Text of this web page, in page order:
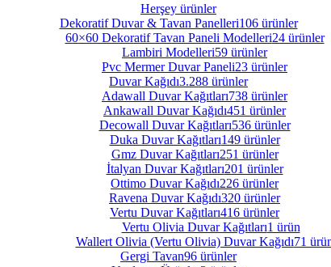
Herşey ürünler
Dekoratif Duvar & Tavan Panelleri106 ürünler
60×60 Dekoratif Tavan Paneli Modelleri24 ürünler
Lambiri Modelleri59 ürünler
Pvc Mermer Duvar Paneli23 ürünler
Duvar Kağıdı3.288 ürünler
Adawall Duvar Kağıtları738 ürünler
Ankawall Duvar Kağıdı451 ürünler
Decowall Duvar Kağıtları536 ürünler
Duka Duvar Kağıtları149 ürünler
Gmz Duvar Kağıtları251 ürünler
İtalyan Duvar Kağıtları201 ürünler
Ottimo Duvar Kağıdı226 ürünler
Ravena Duvar Kağıdı320 ürünler
Vertu Duvar Kağıtları416 ürünler
Vertu Olivia Duvar Kağıtları1 ürün
Wallert Olivia (Vertu Olivia) Duvar Kağıdı71
Gergi Tavan96 ürünler